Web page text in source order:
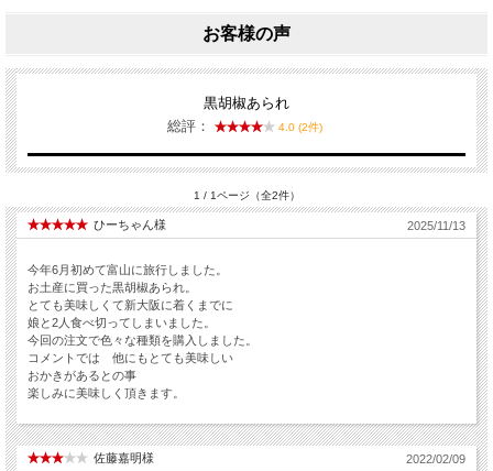
お客様の声
黒胡椒あられ
総評：
4.0 (2件)
1 / 1ページ（全2件）
ひーちゃん様 2025/11/13
今年6月初めて富山に旅行しました。
お土産に買った黒胡椒あられ。
とても美味しくて新大阪に着くまでに
娘と2人食べ切ってしまいました。
今回の注文で色々な種類を購入しました。
コメントでは 他にもとても美味しい
おかきがあるとの事
楽しみに美味しく頂きます。
佐藤嘉明様 2022/02/09